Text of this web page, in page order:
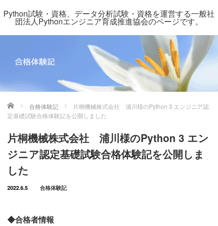
Python試験・資格、データ分析試験・資格を運営する一般社
団法人Pythonエンジニア育成推進協会のページです。
ホーム 合格体験記
片桐機械株式会社 浦川様のPython 3 エンジニア認
定基礎試験合格体験記を公開しました
片桐機械株式会社 浦川様のPython 3 エン
ジニア認定基礎試験合格体験記を公開しま
した
2022.6.5 合格体験記
◆合格者情報